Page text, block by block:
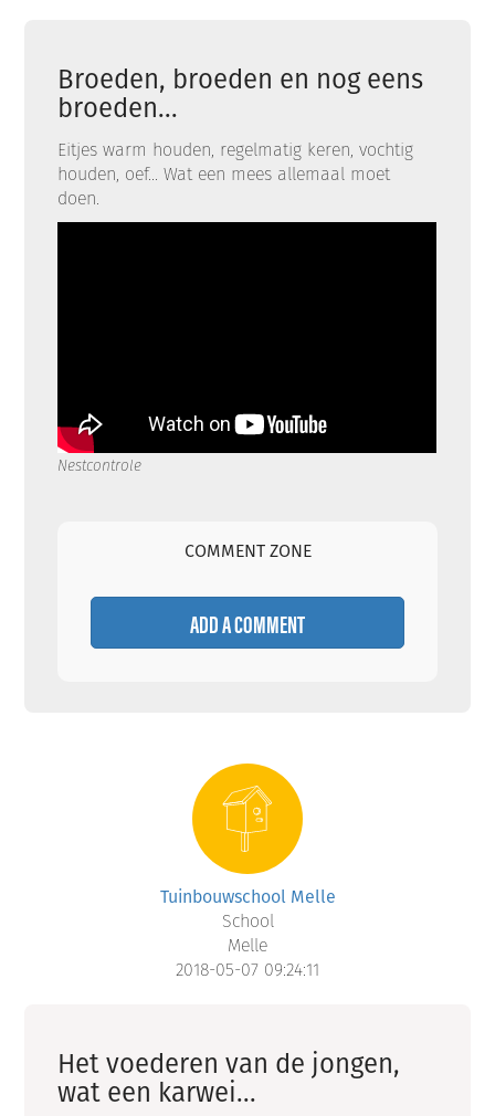
Broeden, broeden en nog eens
broeden...
Eitjes warm houden, regelmatig keren, vochtig
houden, oef... Wat een mees allemaal moet
doen.
Nestcontrole
COMMENT ZONE
ADD A COMMENT
Tuinbouwschool Melle
School
Melle
2018-05-07 09:24:11
Het voederen van de jongen,
wat een karwei...